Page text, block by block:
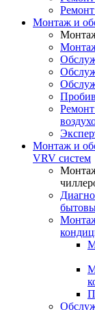
Монтаж и
Монтаж и
VRV систем